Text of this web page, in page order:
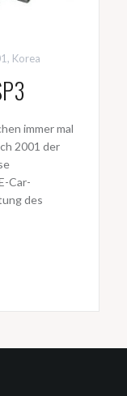
, Korea
immer mal
2001 der
Car-
des